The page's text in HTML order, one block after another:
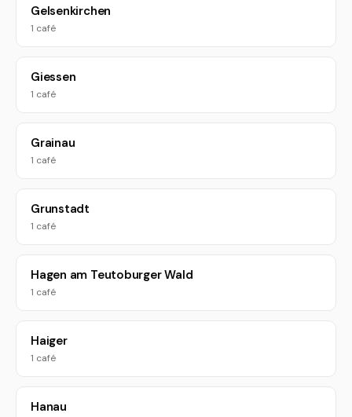
Gelsenkirchen
1 café
Giessen
1 café
Grainau
1 café
Grunstadt
1 café
Hagen am Teutoburger Wald
1 café
Haiger
1 café
Hanau